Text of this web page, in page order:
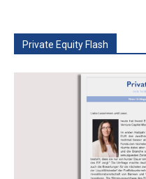
Private Equity Flash